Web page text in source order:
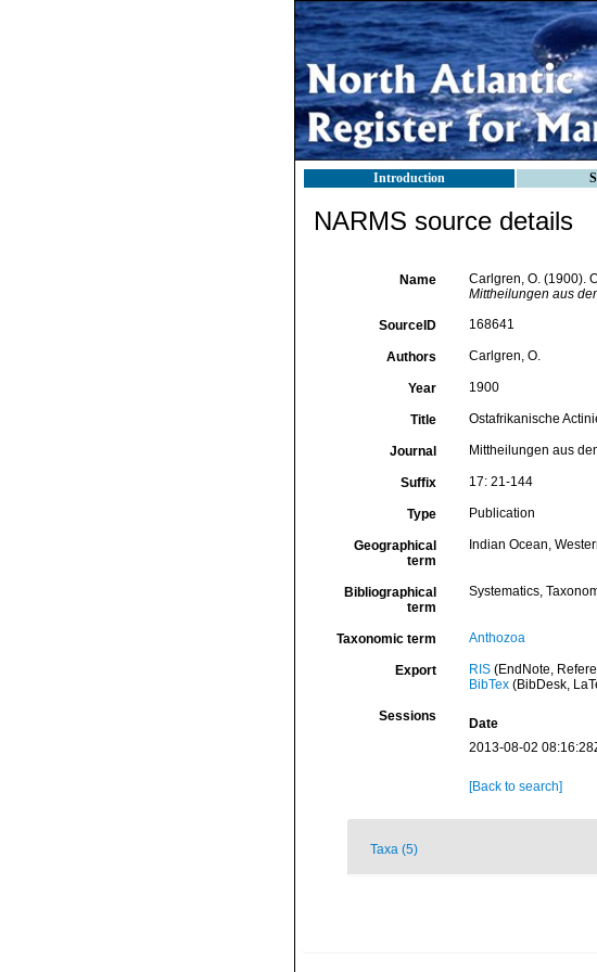
Introduction
NARMS source details
Name
Carlgren, O. (1900).
Mittheilungen aus
SourceID 168641
Authors Carlgren, O.
Year 1900
Title Ostafrikanische
Journal Mittheilungen aus
Suffix 17: 21-144
Type Publication
Geographical
term
Indian Ocean,
Bibliographical
term
Systematics,
Taxonomic term Anthozoa
Export RIS(EndNote,
BibTex(BibDesk,
Sessions Date
2013-08-02
[Back to search]
Taxa (5)